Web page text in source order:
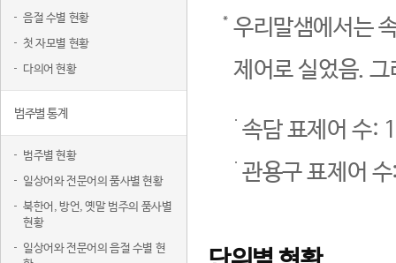
음절 수별 현황
첫 자모별 현황
다의어 현황
범주별 통계
범주별 현황
일상어와 전문어의 품사별 현황
북한어, 방언, 옛말 범주의 품사별
현황
일상어와 전문어의 음절 수별 현
우리말샘에서는
제어로 실었음.
속담 표제어 수:
관용구 표제어